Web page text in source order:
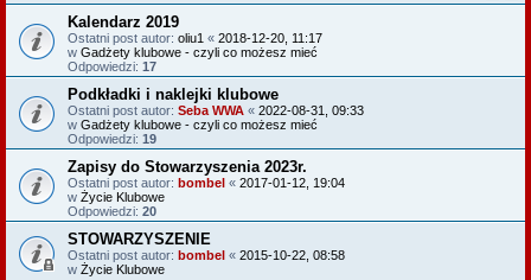
Kalendarz 2019
Ostatni post autor: oliu1 « 2018-12-20, 11:17
w Gadżety klubowe - czyli co możesz mieć
Odpowiedzi: 17
Podkładki i naklejki klubowe
Ostatni post autor: Seba WWA « 2022-08-31, 09:33
w Gadżety klubowe - czyli co możesz mieć
Odpowiedzi: 19
Zapisy do Stowarzyszenia 2023r.
Ostatni post autor: bombel « 2017-01-12, 19:04
w Życie Klubowe
Odpowiedzi: 20
STOWARZYSZENIE
Ostatni post autor: bombel « 2015-10-22, 08:58
w Życie Klubowe